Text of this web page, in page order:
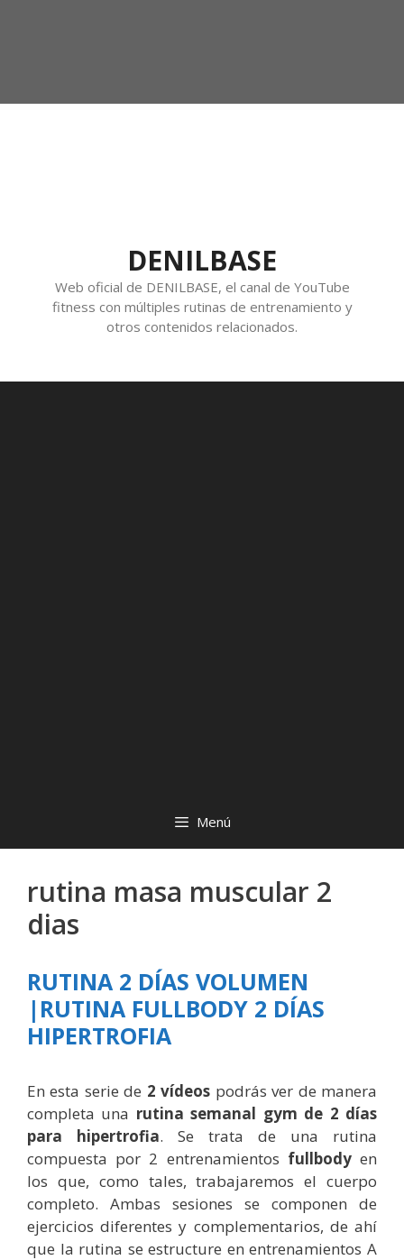
DENILBASE
Web oficial de DENILBASE, el canal de YouTube
fitness con múltiples rutinas de entrenamiento y
otros contenidos relacionados.
Menú
rutina masa muscular 2
dias
RUTINA 2 DÍAS VOLUMEN
|RUTINA FULLBODY 2 DÍAS
HIPERTROFIA
En esta serie de 2 vídeos podrás ver de manera
completa una rutina semanal gym de 2 días
para hipertrofia. Se trata de una rutina
compuesta por 2 entrenamientos fullbodyen
los que, como tales, trabajaremos el cuerpo
completo. Ambas sesiones se componen de
ejercicios diferentes y complementarios, de ahí
que la rutina se estructure en entrenamientos A